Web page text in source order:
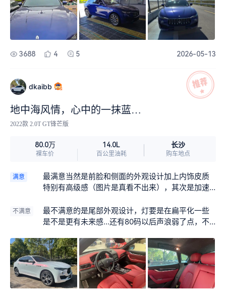
特价格进一步让我把她娶回家的希望达到了50％，
于是壮着胆子重洋咨询了一下4S店，当然少不了现
下新能源电车对燃油车的冲击，才能让我有了娶莱
万特机会。 今年3月份我回国了，迫不及待的去上
海浦东玛莎拉蒂了，当然各参数我也不用去关注咨
关注的是排量，究竟是2.0T的好还是3.0T的好，当
然啦，3.0T的价格让我也更爽，,斟酌再三，最终选
择了2.0T，裸车提车，上保险，上临牌一系列折
腾，驾车3小时回家。 不论是2.0T还是3.0T都带48
伏轻混，动能回收，起步迅速，轻点油门，在驾驶
位能听到发动机的咆哮，车头上翘，瞬间冲出，油
耗开高速大概10L/100KM,其中也有与我加绿色乙醇
汽油也有关，不然油耗更低，高速超车轻松，在i.e.
o模式速度下能轻松达到120码以上，发动机转速在1
850～1900之间，在过一段无人偏僻的路段时，我
大胆的试了一下速度试验，没有感觉到什么飘动，
只听到发动机强有力的输出，此时的发动机转速在2
100～2200之间，大概开了一个小时左右，在河北
及山西路段，感觉不到速度，太轻松了，结果收到1
2123的电话警告，收到天津的超速学习，为了安
全，建议遵守交通规则，不要超速出行😂，至于舒
适度，操控性，我说再好也没用，一句话，谁开谁
知道…… 至于越野性，通过性，我不用描述，虽然
比不上专业的，但性能也不惶多让，进秦岭牛背梁
进了多弯山道久小溪边，主要是心疼车子，没有进
3688 4 5 2026-05-13
dkaibb
地中海风情，心中的一抹蓝…
2022款 2.0T GT锋芒版
80.0万
裸车价
14.0L
百公里油耗
长沙
购车地点
满意
最满意当然是前脸和侧面的外观设计加上内饰皮质
特别有高级感（图片是真看不出来），其次是加速
不满意
最不满意的是尾部外观设计，灯要是在扁平化一些
是不是更有未来感…还有80码以后声浪弱了点，不